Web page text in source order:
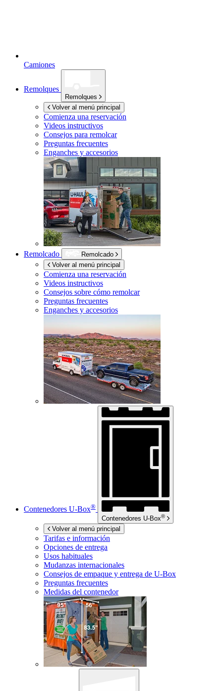
Camiones
Remolques
Remolques
Volver al menú principal
Comienza una reservación
Videos instructivos
Consejos para remolcar
Preguntas frecuentes
Enganches y accesorios
Remolcado
Remolcado
Volver al menú principal
Comienza una reservación
Videos instructivos
Consejos sobre cómo remolcar
Preguntas frecuentes
Enganches y accesorios
Contenedores U-Box®
Contenedores U-Box®
Volver al menú principal
Tarifas e información
Opciones de entrega
Usos habituales
Mudanzas internacionales
Consejos de empaque y entrega de U-Box
Preguntas frecuentes
Medidas del contenedor